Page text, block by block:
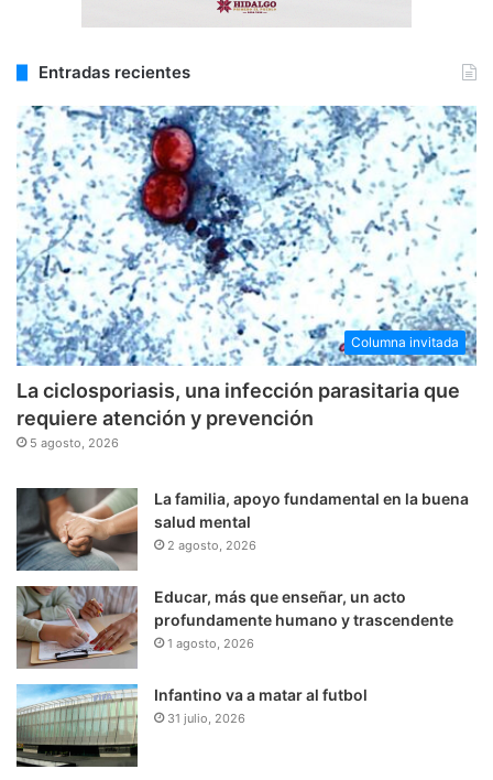
Entradas recientes
Columna invitada
La ciclosporiasis, una infección parasitaria que
requiere atención y prevención
5 agosto, 2026
La familia, apoyo fundamental en la buena
salud mental
2 agosto, 2026
Educar, más que enseñar, un acto
profundamente humano y trascendente
1 agosto, 2026
Infantino va a matar al futbol
31 julio, 2026